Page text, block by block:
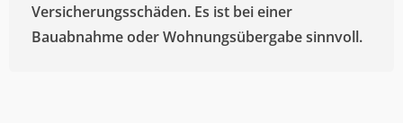
Versicherungsschäden. Es ist bei einer
Bauabnahme oder Wohnungsübergabe sinnvoll.